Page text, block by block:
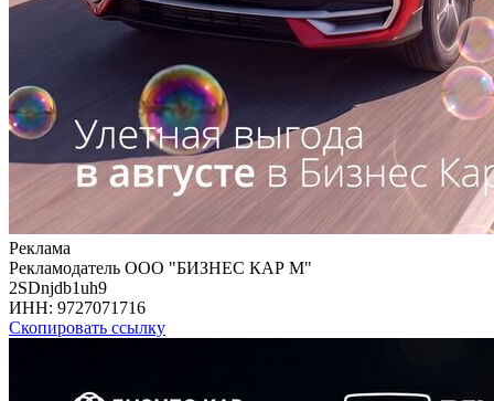
Реклама
Рекламодатель ООО "БИЗНЕС КАР М"
2SDnjdb1uh9
ИНН: 9727071716
Скопировать ссылку